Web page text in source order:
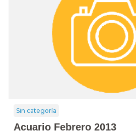
Sin categoría
Acuario Febrero 2013